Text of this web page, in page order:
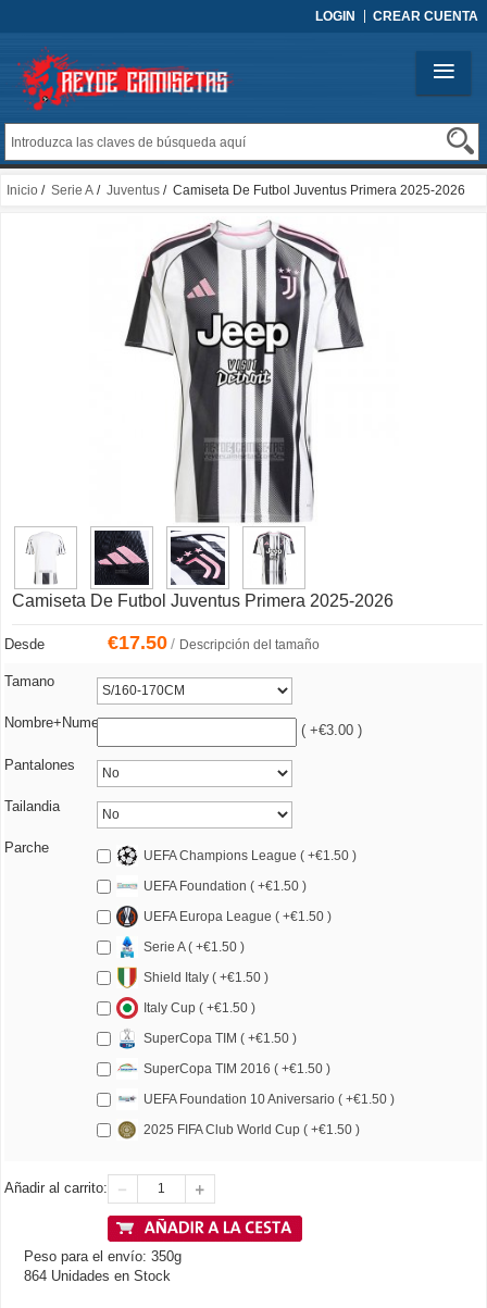
LOGIN CREAR CUENTA
Inicio / Serie A / Juventus / Camiseta De Futbol Juventus Primera 2025-2026
Camiseta De Futbol Juventus Primera 2025-2026
Desde €17.50/ Descripción del tamaño
Tamano
Nombre+Numero ( +€3.00 )
Pantalones
Tailandia
Parche
UEFA Champions League ( +€1.50 )
UEFA Foundation ( +€1.50 )
UEFA Europa League ( +€1.50 )
Serie A ( +€1.50 )
Shield Italy ( +€1.50 )
Italy Cup ( +€1.50 )
SuperCopa TIM ( +€1.50 )
SuperCopa TIM 2016 ( +€1.50 )
UEFA Foundation 10 Aniversario ( +€1.50 )
2025 FIFA Club World Cup ( +€1.50 )
Añadir al carrito:
Peso para el envío: 350g
864 Unidades en Stock